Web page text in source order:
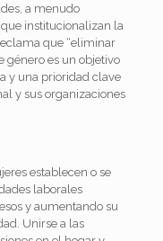
a menudo
institucionalizan la
que “eliminar
género es un objetivo
y una prioridad clave
y sus organizaciones
establecen o se
laborales
y aumentando su
Unirse a las